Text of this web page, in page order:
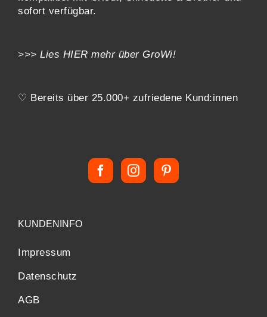
sofort verfügbar.
>>> Lies HIER mehr über GroWi!
♡ Bereits über 25.000+ zufriedene Kund:innen
KUNDENINFO
Impressum
Datenschutz
AGB